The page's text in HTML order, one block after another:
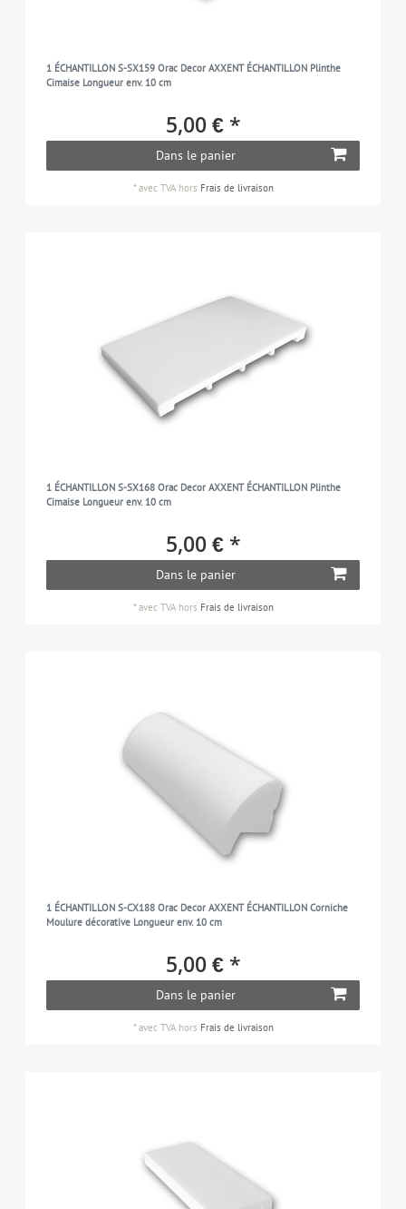
1 ÉCHANTILLON S-SX159 Orac Decor AXXENT ÉCHANTILLON Plinthe
Cimaise Longueur env. 10 cm
5,00 € *
Dans le panier
*avec TVAhors Frais de livraison
1 ÉCHANTILLON S-SX168 Orac Decor AXXENT ÉCHANTILLON Plinthe
Cimaise Longueur env. 10 cm
5,00 € *
Dans le panier
*avec TVAhors Frais de livraison
1 ÉCHANTILLON S-CX188 Orac Decor AXXENT ÉCHANTILLON Corniche
Moulure décorative Longueur env. 10 cm
5,00 € *
Dans le panier
*avec TVAhors Frais de livraison